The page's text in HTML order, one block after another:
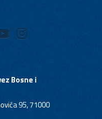
Bosne i
95, 71000